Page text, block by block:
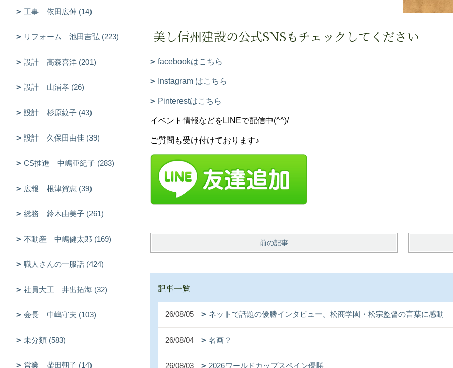
美し信州建設の公式SNSもチェックしてください
facebookはこちら
Instagram はこちら
Pinterestはこちら
イベント情報などをLINEで配信中(^^)/
ご質問も受け付けております♪
前の記事
記事一覧
26/08/05 ネットで話題の優勝インタビュー。松商学園・松宗監督の言葉に感動
26/08/04 名画？
26/08/03 2026ワールドカップスペイン優勝
工事 依田広伸 (14)
リフォーム 池田吉弘 (223)
設計 高森喜洋 (201)
設計 山浦孝 (26)
設計 杉原紋子 (43)
設計 久保田由佳 (39)
CS推進 中嶋亜紀子 (283)
広報 根津賀恵 (39)
総務 鈴木由美子 (261)
不動産 中嶋健太郎 (169)
職人さんの一服話 (424)
社員大工 井出拓海 (32)
会長 中嶋守夫 (103)
未分類 (583)
営業 柴田朝子 (14)